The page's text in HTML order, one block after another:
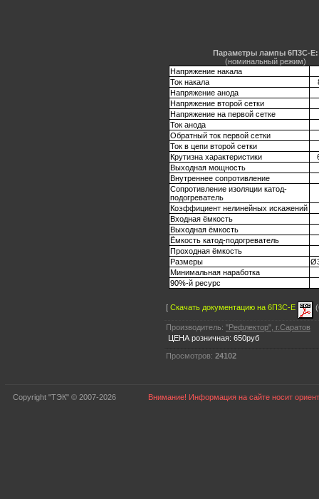
Параметры лампы 6П3С-Е:
(номинальный режим)
Напряжение накала
Ток накала
Напряжение анода
Напряжение второй сетки
Напряжение на первой сетке
Ток анода
Обратный ток первой сетки
Ток в цепи второй сетки
Крутизна характеристики
Выходная мощность
Внутреннее сопротивление
Сопротивление изоляции катод-
подогреватель
Коэффициент нелинейных искажений
Входная ёмкость
Выходная ёмкость
Ёмкость катод-подогреватель
Проходная ёмкость
Размеры
Минимальная наработка
90%-й ресурс
[ Скачать документацию на 6П3С-Е
Производитель: "Рефлектор", г.Саратов
ЦЕНА розничная: 650руб
Просмотров: 24102
Copyright "ТЭК" © 2007-2026 Внимание! Информация на сайте носит